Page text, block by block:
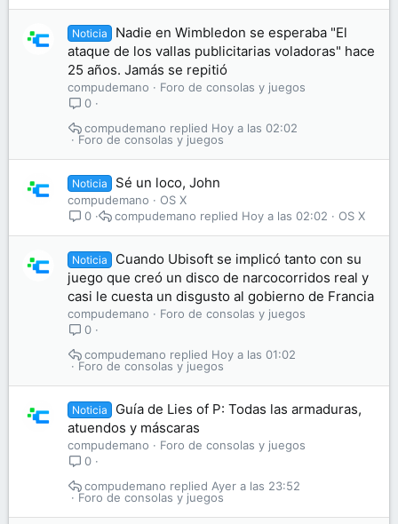
Noticia
Nadie en Wimbledon se esperaba "El
ataque de los vallas publicitarias voladoras" hace
25 años. Jamás se repitió
compudemano
Foro de consolas y juegos
0
Foro de consolas y juegos
Hoy a las 02:02
compudemano
Noticia Sé un loco, John
compudemano
OS X
0
OS X
Hoy a las 02:02
compudemano
Noticia
Cuando Ubisoft se implicó tanto con su
juego que creó un disco de narcocorridos real y
casi le cuesta un disgusto al gobierno de Francia
compudemano
Foro de consolas y juegos
0
Foro de consolas y juegos
Hoy a las 01:02
compudemano
Noticia
Guía de Lies of P: Todas las armaduras,
atuendos y máscaras
compudemano
Foro de consolas y juegos
0
Foro de consolas y juegos
Ayer a las 23:52
compudemano